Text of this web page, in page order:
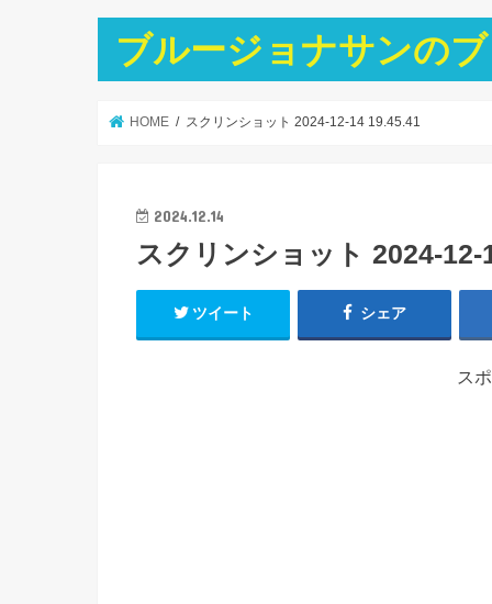
ブルージョナサンの
HOME スクリンショット 2024-12-14 19.45.41
2024.12.14
スクリンショット 2024-12-
ツイート シェア
ス